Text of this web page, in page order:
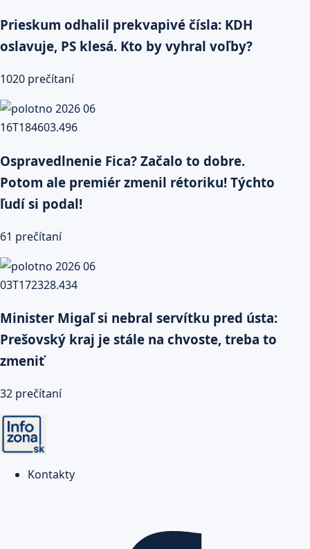
Prieskum odhalil prekvapivé čísla: KDH
oslavuje, PS klesá. Kto by vyhral voľby?
1020 prečítaní
Ospravedlnenie Fica? Začalo to dobre.
Potom ale premiér zmenil rétoriku! Týchto
ľudí si podal!
61 prečítaní
Minister Migaľ si nebral servítku pred ústa:
Prešovský kraj je stále na chvoste, treba to
zmeniť
32 prečítaní
Kontakty